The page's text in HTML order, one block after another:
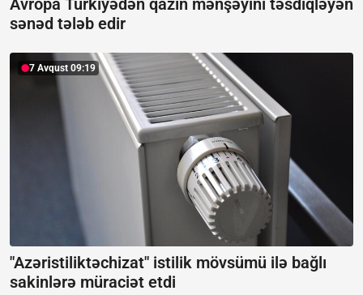
Avropa Türkiyədən qazın mənşəyini təsdiqləyən
sənəd tələb edir
7 Avqust 09:19
"Azəristiliktəchizat" istilik mövsümü ilə bağlı
sakinlərə müraciət etdi